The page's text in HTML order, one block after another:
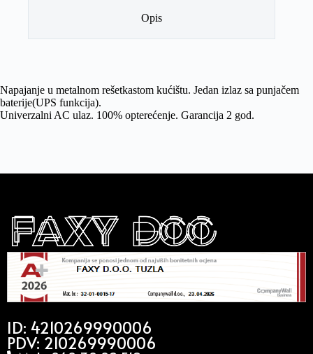
Opis
Napajanje u metalnom rešetkastom kućištu. Jedan izlaz sa punjačem
baterije(UPS funkcija).
Univerzalni AC ulaz. 100% opterećenje. Garancija 2 god.
ID: 4210269990006
PDV: 210269990006